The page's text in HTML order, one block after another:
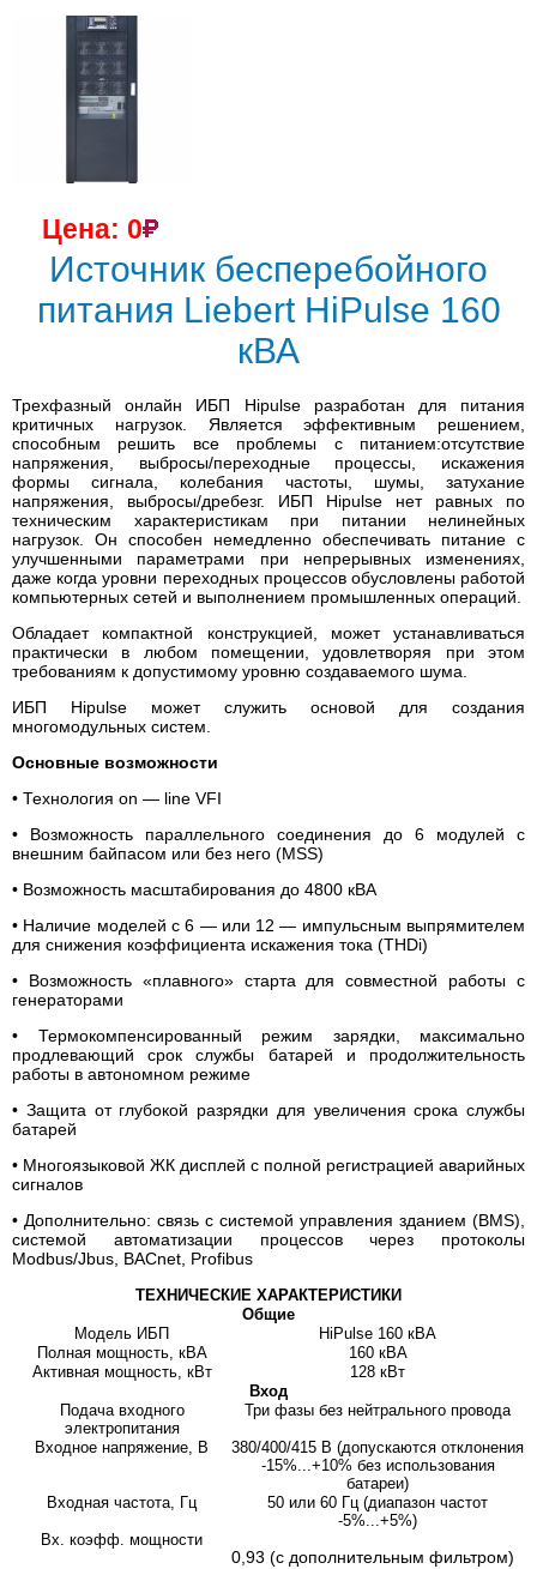
Цена: 0
Источник бесперебойного
питания Liebert HiPulse 160
кВА
Трехфазный онлайн ИБП Hipulse разработан для питания
критичных нагрузок. Является эффективным решением,
способным решить все проблемы с питанием:отсутствие
напряжения, выбросы/переходные процессы, искажения
формы сигнала, колебания частоты, шумы, затухание
напряжения, выбросы/дребезг. ИБП Hipulse нет равных по
техническим характеристикам при питании нелинейных
нагрузок. Он способен немедленно обеспечивать питание с
улучшенными параметрами при непрерывных изменениях,
даже когда уровни переходных процессов обусловлены работой
компьютерных сетей и выполнением промышленных операций.
Обладает компактной конструкцией, может устанавливаться
практически в любом помещении, удовлетворяя при этом
требованиям к допустимому уровню создаваемого шума.
ИБП Hipulse может служить основой для создания
многомодульных систем.
Основные возможности
• Технология оn — line VFI
• Возможность параллельного соединения до 6 модулей с
внешним байпасом или без него (MSS)
• Возможность масштабирования до 4800 кВА
• Наличие моделей с 6 — или 12 — импульсным выпрямителем
для снижения коэффициента искажения тока (THDi)
• Возможность «плавного» старта для совместной работы с
генераторами
• Термокомпенсированный режим зарядки, максимально
продлевающий срок службы батарей и продолжительность
работы в автономном режиме
• Защита от глубокой разрядки для увеличения срока службы
батарей
• Многоязыковой ЖК дисплей с полной регистрацией аварийных
сигналов
• Дополнительно: связь с системой управления зданием (BMS),
системой автоматизации процессов через протоколы
Modbus/Jbus, BACnet, Profibus
ТЕХНИЧЕСКИЕ ХАРАКТЕРИСТИКИ
Общие
Модель ИБП
HiPulse 160 кВА
Полная мощность, кВА
160 кВА
Активная мощность, кВт
128 кВт
Вход
Подача входного
электропитания
Три фазы без нейтрального провода
Входное напряжение, В
380/400/415 В (допускаются отклонения
-15%...+10% без использования
батареи)
Входная частота, Гц
50 или 60 Гц (диапазон частот
-5%...+5%)
Вх. коэфф. мощности
0,93 (с дополнительным фильтром)